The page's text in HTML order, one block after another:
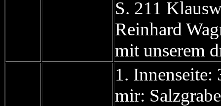
S. 211
Reinhard
mit unserem
1.
mir: